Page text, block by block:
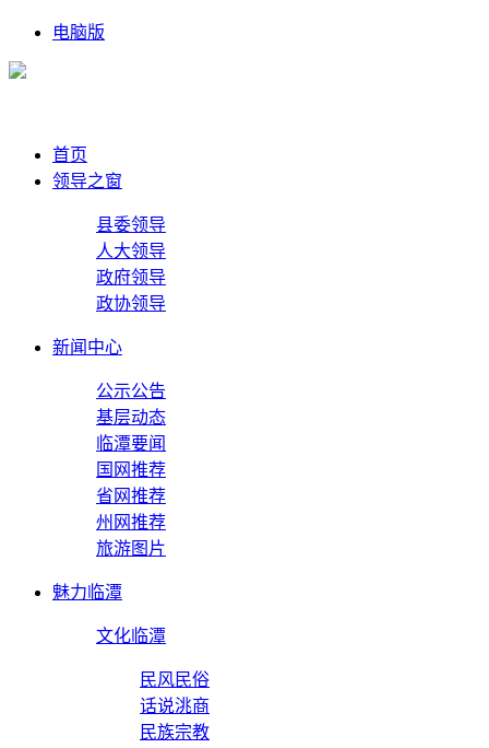
电脑版
首页
领导之窗
县委领导
人大领导
政府领导
政协领导
新闻中心
公示公告
基层动态
临潭要闻
国网推荐
省网推荐
州网推荐
旅游图片
魅力临潭
文化临潭
民风民俗
话说洮商
民族宗教